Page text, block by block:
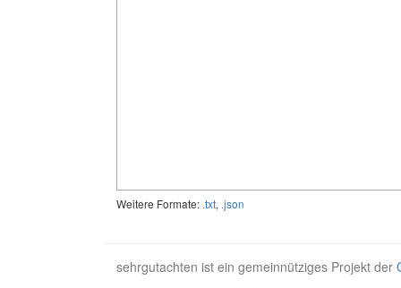
Weitere Formate: .txt, .json
sehrgutachten ist ein gemeinnütziges Projekt der